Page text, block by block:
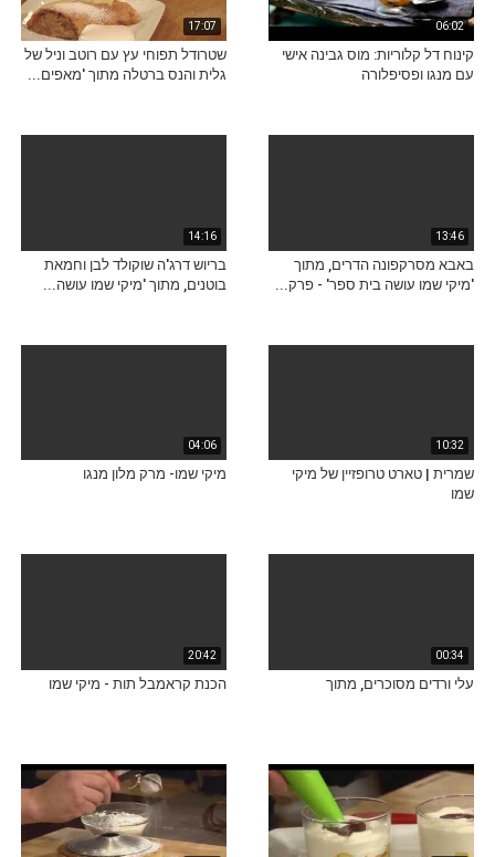
06:02
קינוח דל קלוריות: מוס גבינה אישי
עם מנגו ופסיפלורה
17:07
שטרודל תפוחי עץ עם רוטב וניל של
גלית והנס ברטלה מתוך 'מאפים...
13:46
באבא מסרקפונה הדרים, מתוך
'מיקי שמו עושה בית ספר' - פרק...
14:16
בריוש דרג'ה שוקולד לבן וחמאת
בוטנים, מתוך 'מיקי שמו עושה...
10:32
שמרית | טארט טרופזיין של מיקי
שמו
04:06
מיקי שמו- מרק מלון מנגו
00:34
עלי ורדים מסוכרים, מתוך
20:42
הכנת קראמבל תות - מיקי שמו